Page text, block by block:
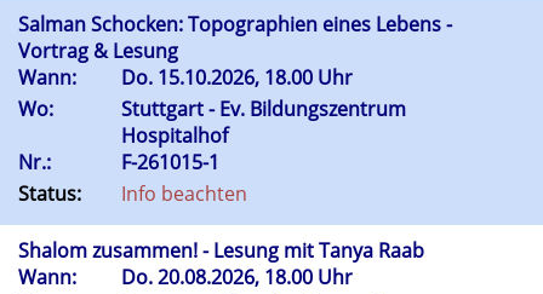
Salman Schocken: Topographien eines Lebens -
Vortrag & Lesung
Wann:
Do. 15.10.2026, 18.00 Uhr
Wo:
Stuttgart - Ev. Bildungszentrum
Hospitalhof
Nr.:
F-261015-1
Status:
Info beachten
Shalom zusammen! - Lesung mit Tanya Raab
Wann:
Do.20.08.2026, 18.00 Uhr